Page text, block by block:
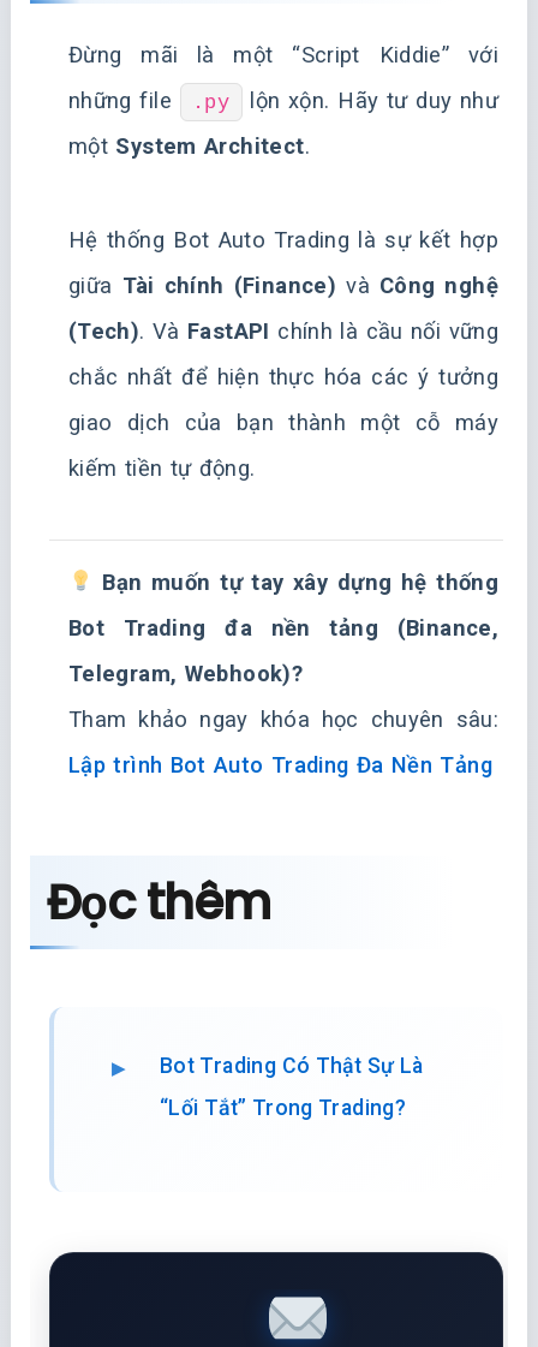
Đừng mãi là một “Script Kiddie” với
những file
.py
lộn xộn. Hãy tư duy như
một System Architect.
Hệ thống Bot Auto Trading là sự kết hợp
giữa Tài chính (Finance) và Công nghệ
(Tech). Và FastAPI chính là cầu nối vững
chắc nhất để hiện thực hóa các ý tưởng
giao dịch của bạn thành một cỗ máy
kiếm tiền tự động.
Bạn muốn tự tay xây dựng hệ thống
Bot Trading đa nền tảng (Binance,
Telegram, Webhook)?
Tham khảo ngay khóa học chuyên sâu:
Lập trình Bot Auto Trading Đa Nền Tảng
Đọc thêm
Bot Trading Có Thật Sự Là
“Lối Tắt” Trong Trading?